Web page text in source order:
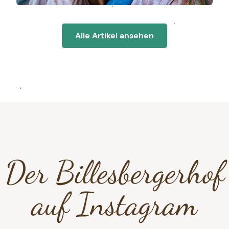
Unser Jahr 2025 am
Billesberger Hof
Alle Artikel ansehen
Der Billesbergerhof
auf Instagram